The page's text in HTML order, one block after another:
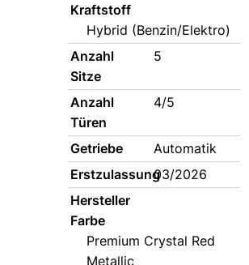
Kraftstoff
Hybrid (Benzin/Elektro)
Anzahl
Sitze
5
Anzahl
Türen
4/5
Getriebe
Automatik
Erstzulassung03/2026
Hersteller
Farbe
Premium Crystal Red
Metallic